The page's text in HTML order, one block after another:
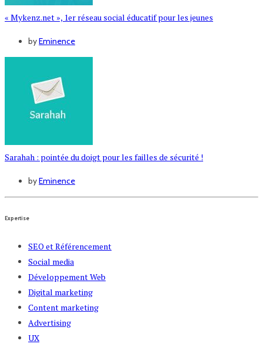
« Mykenz.net », 1er réseau social éducatif pour les jeunes
byEminence
Sarahah : pointée du doigt pour les failles de sécurité !
byEminence
Expertise
SEO et Référencement
Social media
Développement Web
Digital marketing
Content marketing
Advertising
UX